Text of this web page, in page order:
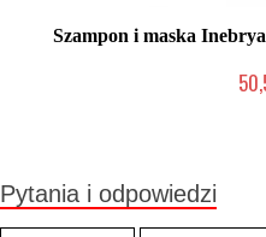
Szampon i maska
Pytania i odpowiedzi